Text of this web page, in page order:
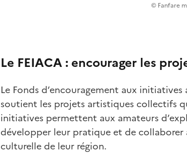
© Fanfare
Le FEIACA : encourager les
Le Fonds d’encouragement aux
soutient les projets artistiques collectifs
initiatives permettent aux amateurs
développer leur pratique et de
culturelle de leur région.